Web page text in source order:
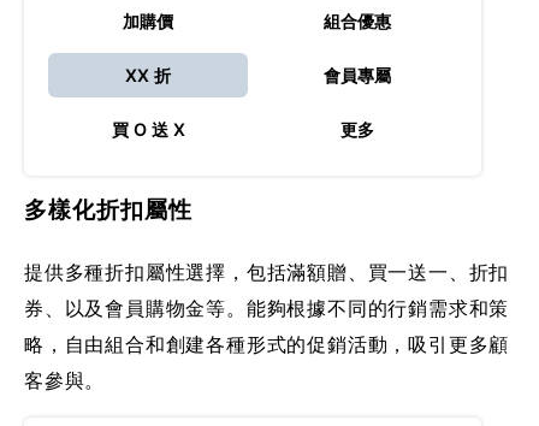
加購價 組合優惠
XX 折 會員專屬
買 O 送 X 更多
多樣化折扣屬性
提供多種折扣屬性選擇，包括滿額贈、買一送一、折扣
券、以及會員購物金等。能夠根據不同的行銷需求和策
略，自由組合和創建各種形式的促銷活動，吸引更多顧
客參與。